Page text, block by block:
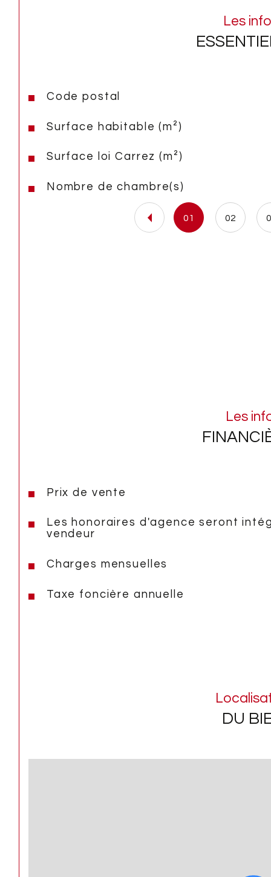
Les
Caractéristiques Valeurs
Code postal
Surface habitable (m²)
Surface loi Carrez (m²)
Nombre de chambre(s)
01 02
Les
Prix de vente
Les honoraires d'agence seront
vendeur
Charges mensuelles
Taxe foncière annuelle
DU